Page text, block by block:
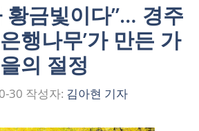
황금빛이다”… 경주
행나무’가 만든 가
을의 절정
30 작성자: 김아현 기자